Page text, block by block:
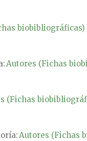
biobibliográficas)
Autores (Fichas
(Fichas
Autores (Fichas